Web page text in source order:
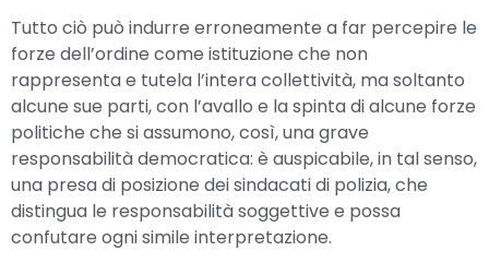
Tutto ciò può indurre erroneamente a far percepire le
forze dell’ordine come istituzione che non
rappresenta e tutela l’intera collettività, ma soltanto
alcune sue parti, con l’avallo e la spinta di alcune forze
politiche che si assumono, così, una grave
responsabilità democratica: è auspicabile, in tal senso,
una presa di posizione dei sindacati di polizia, che
distingua le responsabilità soggettive e possa
confutare ogni simile interpretazione.